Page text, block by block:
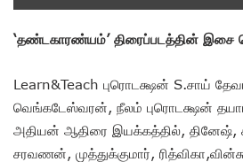
‘தண்டகாரண்யம்’ திரைப்படத்தின் இசை
Learn&Teach புரொடக்ஷன் S.சாய்
வெங்கடேஸ்வரன், நீலம் புரொடக்ஷன்
அதியன் ஆதிரை இயக்கத்தில், தினேஷ்,
சரவணன், முத்துக்குமார்,